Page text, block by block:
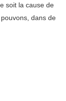
soit la cause de
dans de